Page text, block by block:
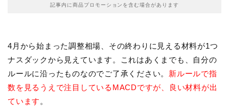
記事内に商品プロモーションを含む場合があります
4月から始まった調整相場、その終わりに見える材料が1つ
ナスダックから見えています。これはあくまでも、自分の
ルールに沿ったものなのでご了承ください。 新ルールで指
数を見るうえで注目しているMACDですが、良い材料が出
ています 。